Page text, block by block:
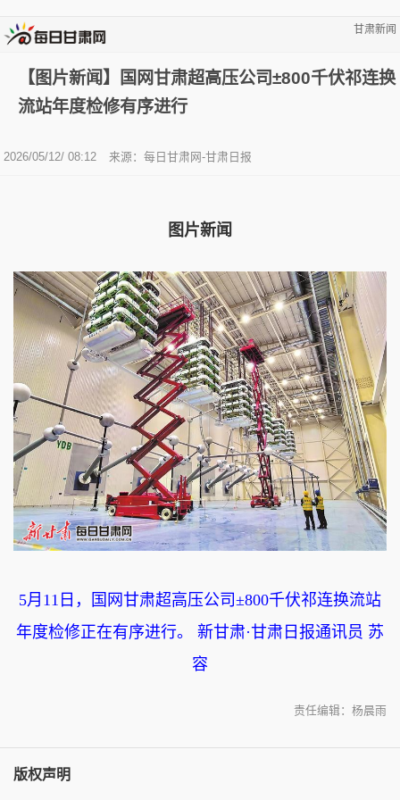
甘肃新闻
【图片新闻】国网甘肃超高压公司±800千伏祁连换
流站年度检修有序进行
2026/05/12/ 08:12 来源：每日甘肃网-甘肃日报
图片新闻
5月11日，国网甘肃超高压公司±800千伏祁连换流站
年度检修正在有序进行。 新甘肃·甘肃日报通讯员 苏
容
责任编辑：杨晨雨
版权声明